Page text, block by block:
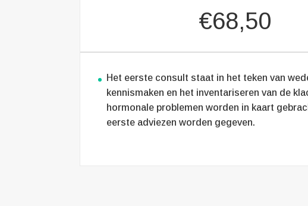
€68,50
Het eerste consult staat in het teken van
kennismaken en het inventariseren van de
hormonale problemen worden in kaart
eerste adviezen worden gegeven.